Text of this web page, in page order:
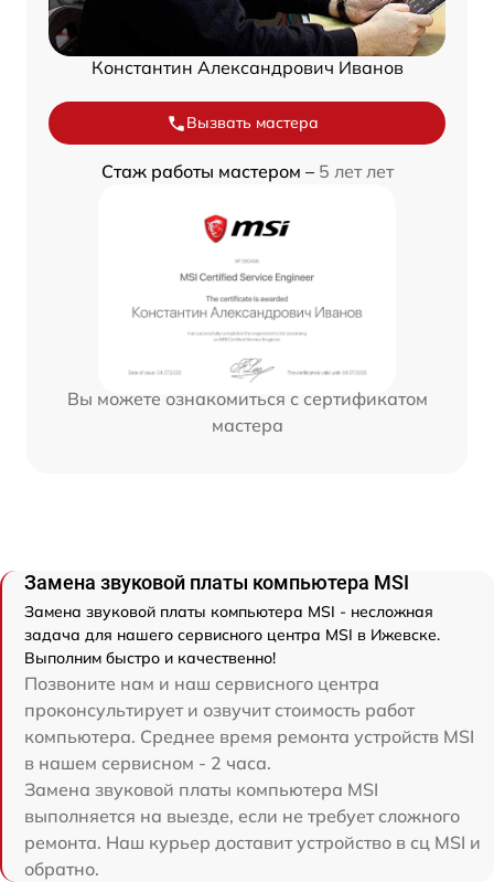
Константин Александрович Иванов
Вызвать мастера
Стаж работы мастером – 5 лет лет
Вы можете ознакомиться с сертификатом
мастера
Замена звуковой платы компьютера MSI
Замена звуковой платы компьютера MSI - несложная
задача для нашего сервисного центра MSI в Ижевске.
Выполним быстро и качественно!
Позвоните нам и наш сервисного центра
проконсультирует и озвучит стоимость работ
компьютера. Среднее время ремонта устройств MSI
в нашем сервисном - 2 часа.
Замена звуковой платы компьютера MSI
выполняется на выезде, если не требует сложного
ремонта. Наш курьер доставит устройство в сц MSI и
обратно.